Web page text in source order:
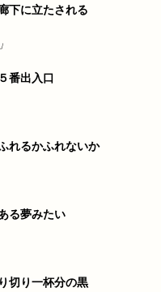
下に立たされる
番出入口
れるかふれないか
る夢みたい
切り一杯分の黒